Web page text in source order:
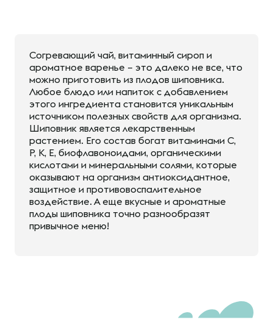
Согревающий чай, витаминный сироп и
ароматное варенье – это далеко не все, что
можно приготовить из плодов шиповника.
Любое блюдо или напиток с добавлением
этого ингредиента становится уникальным
источником полезных свойств для организма.
Шиповник является лекарственным
растением. Его состав богат витаминами С,
Р, К, Е, биофлавоноидами, органическими
кислотами и минеральными солями, которые
оказывают на организм антиоксидантное,
защитное и противовоспалительное
воздействие. А еще вкусные и ароматные
плоды шиповника точно разнообразят
привычное меню!